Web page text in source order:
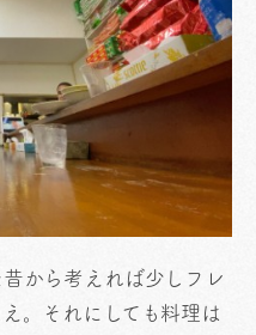
から考えれば少しフレ
。それにしても料理は